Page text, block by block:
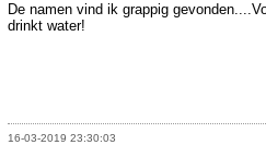
De namen vind ik grappig
drinkt water!
16-03-2019 23:30:03